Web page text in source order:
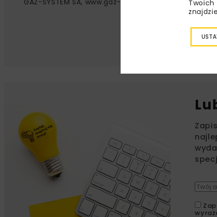
GAZ-SYSTEM SA, www.gaz-system.pl